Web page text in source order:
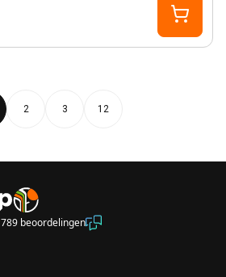
2 3 12
789 beoordelingen